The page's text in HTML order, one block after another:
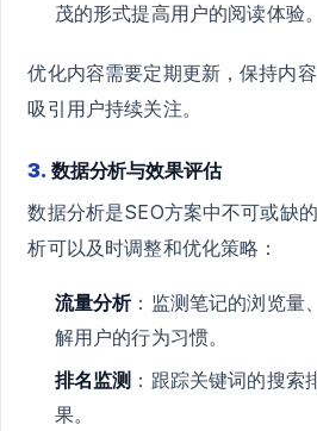
茂的形式提高用户的阅读体验。
优化内容需要定期更新，保持内
吸引用户持续关注。
3. 数据分析与效果评估
数据分析是SEO方案中不可或缺
析可以及时调整和优化策略：
流量分析：监测笔记的浏览量
解用户的行为习惯。
排名监测 ：跟踪关键词的搜索
果。